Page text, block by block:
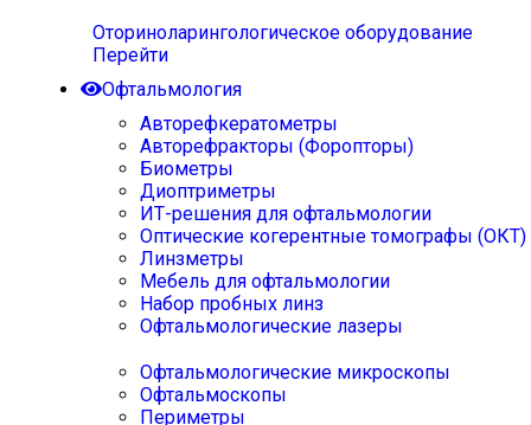
Оториноларингологическое оборудование
Перейти
Офтальмология
Авторефкератометры
Авторефракторы (Форопторы)
Биометры
Диоптриметры
ИТ-решения для офтальмологии
Оптические когерентные томографы (ОКТ)
Линзметры
Мебель для офтальмологии
Набор пробных линз
Офтальмологические лазеры
Офтальмологические микроскопы
Офтальмоскопы
Периметры